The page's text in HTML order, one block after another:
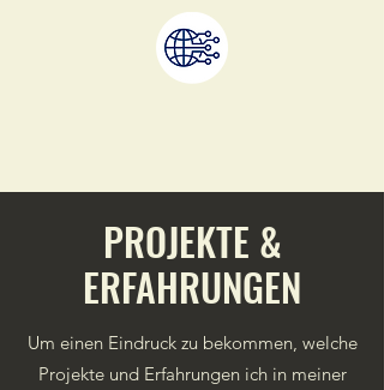
PROJEKTE &
ERFAHRUNGEN
Um einen Eindruck zu bekommen, welche
Projekte und Erfahrungen ich in meiner